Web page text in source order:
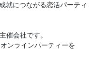
就につながる恋活パーティ
催会社です。
ンラインパーティーを